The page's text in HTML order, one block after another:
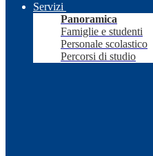
Servizi
Panoramica
Famiglie e studenti
Personale scolastico
Percorsi di studio